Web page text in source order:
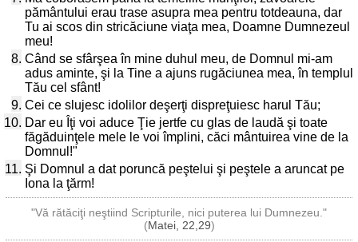
pământului erau trase asupra mea pentru totdeauna, dar
Tu ai scos din stricăciune viaţa mea, Doamne Dumnezeul
meu!
8. Când se sfârşea în mine duhul meu, de Domnul mi-am
adus aminte, şi la Tine a ajuns rugăciunea mea, în templul
Tău cel sfânt!
9. Cei ce slujesc idolilor deşerţi dispreţuiesc harul Tău;
10. Dar eu Îţi voi aduce Ţie jertfe cu glas de laudă şi toate
făgăduinţele mele le voi împlini, căci mântuirea vine de la
Domnul!"
11. Şi Domnul a dat poruncă peştelui şi peştele a aruncat pe
Iona la ţărm!
"Vă rătăciţi neştiind Scripturile, nici puterea lui Dumnezeu."
(Matei, 22,29)